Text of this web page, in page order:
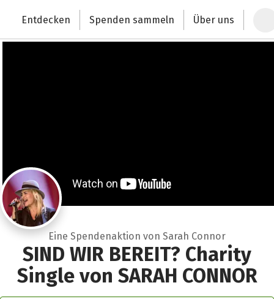
Deutschlands größte Spendenplattform
Entdecken Spenden sammeln Über uns
Eine Spendenaktion von Sarah Connor
SIND WIR BEREIT? Charity
Single von SARAH CONNOR